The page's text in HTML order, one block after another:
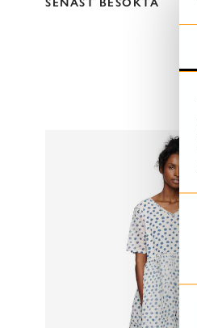
C
o
s
e
n
t